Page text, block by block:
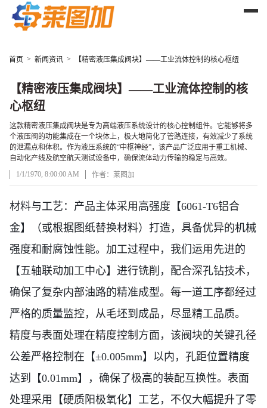
首页 > 新闻资讯 > 【精密液压集成阀块】——工业流体控制的核心枢纽
【精密液压集成阀块】——工业流体控制的核
心枢纽
这款精密液压集成阀块是专为高端液压系统设计的核心控制组件。它能够将多
个液压阀的功能集成在一个块体上，极大地简化了管路连接，有效减少了系统
的泄漏点和体积。作为液压系统的“中枢神经”，该产品广泛应用于重工机械、
自动化产线及航空航天测试设备中，确保流体动力传输的稳定与高效。
1/1/1970, 8:00:00 AM
作者：莱图加
文章正文
材料与工艺 ： 产品主体采用高强度【6061-T6铝合
金】（或根据图纸替换材料）打造，具备优异的机械
强度和耐腐蚀性能。加工过程中，我们运用先进的
【五轴联动加工中心】进行铣削，配合深孔钻技术，
确保了复杂内部油路的精准成型。每一道工序都经过
严格的质量监控，从毛坯到成品，尽显精工品质。
精度与表面处理在精度控制方面，该阀块的关键孔径
公差严格控制在【±0.005mm】以内，孔距位置精度
达到【0.01mm】，确保了极高的装配互换性。表面
处理采用【硬质阳极氧化】工艺，不仅大幅提升了零